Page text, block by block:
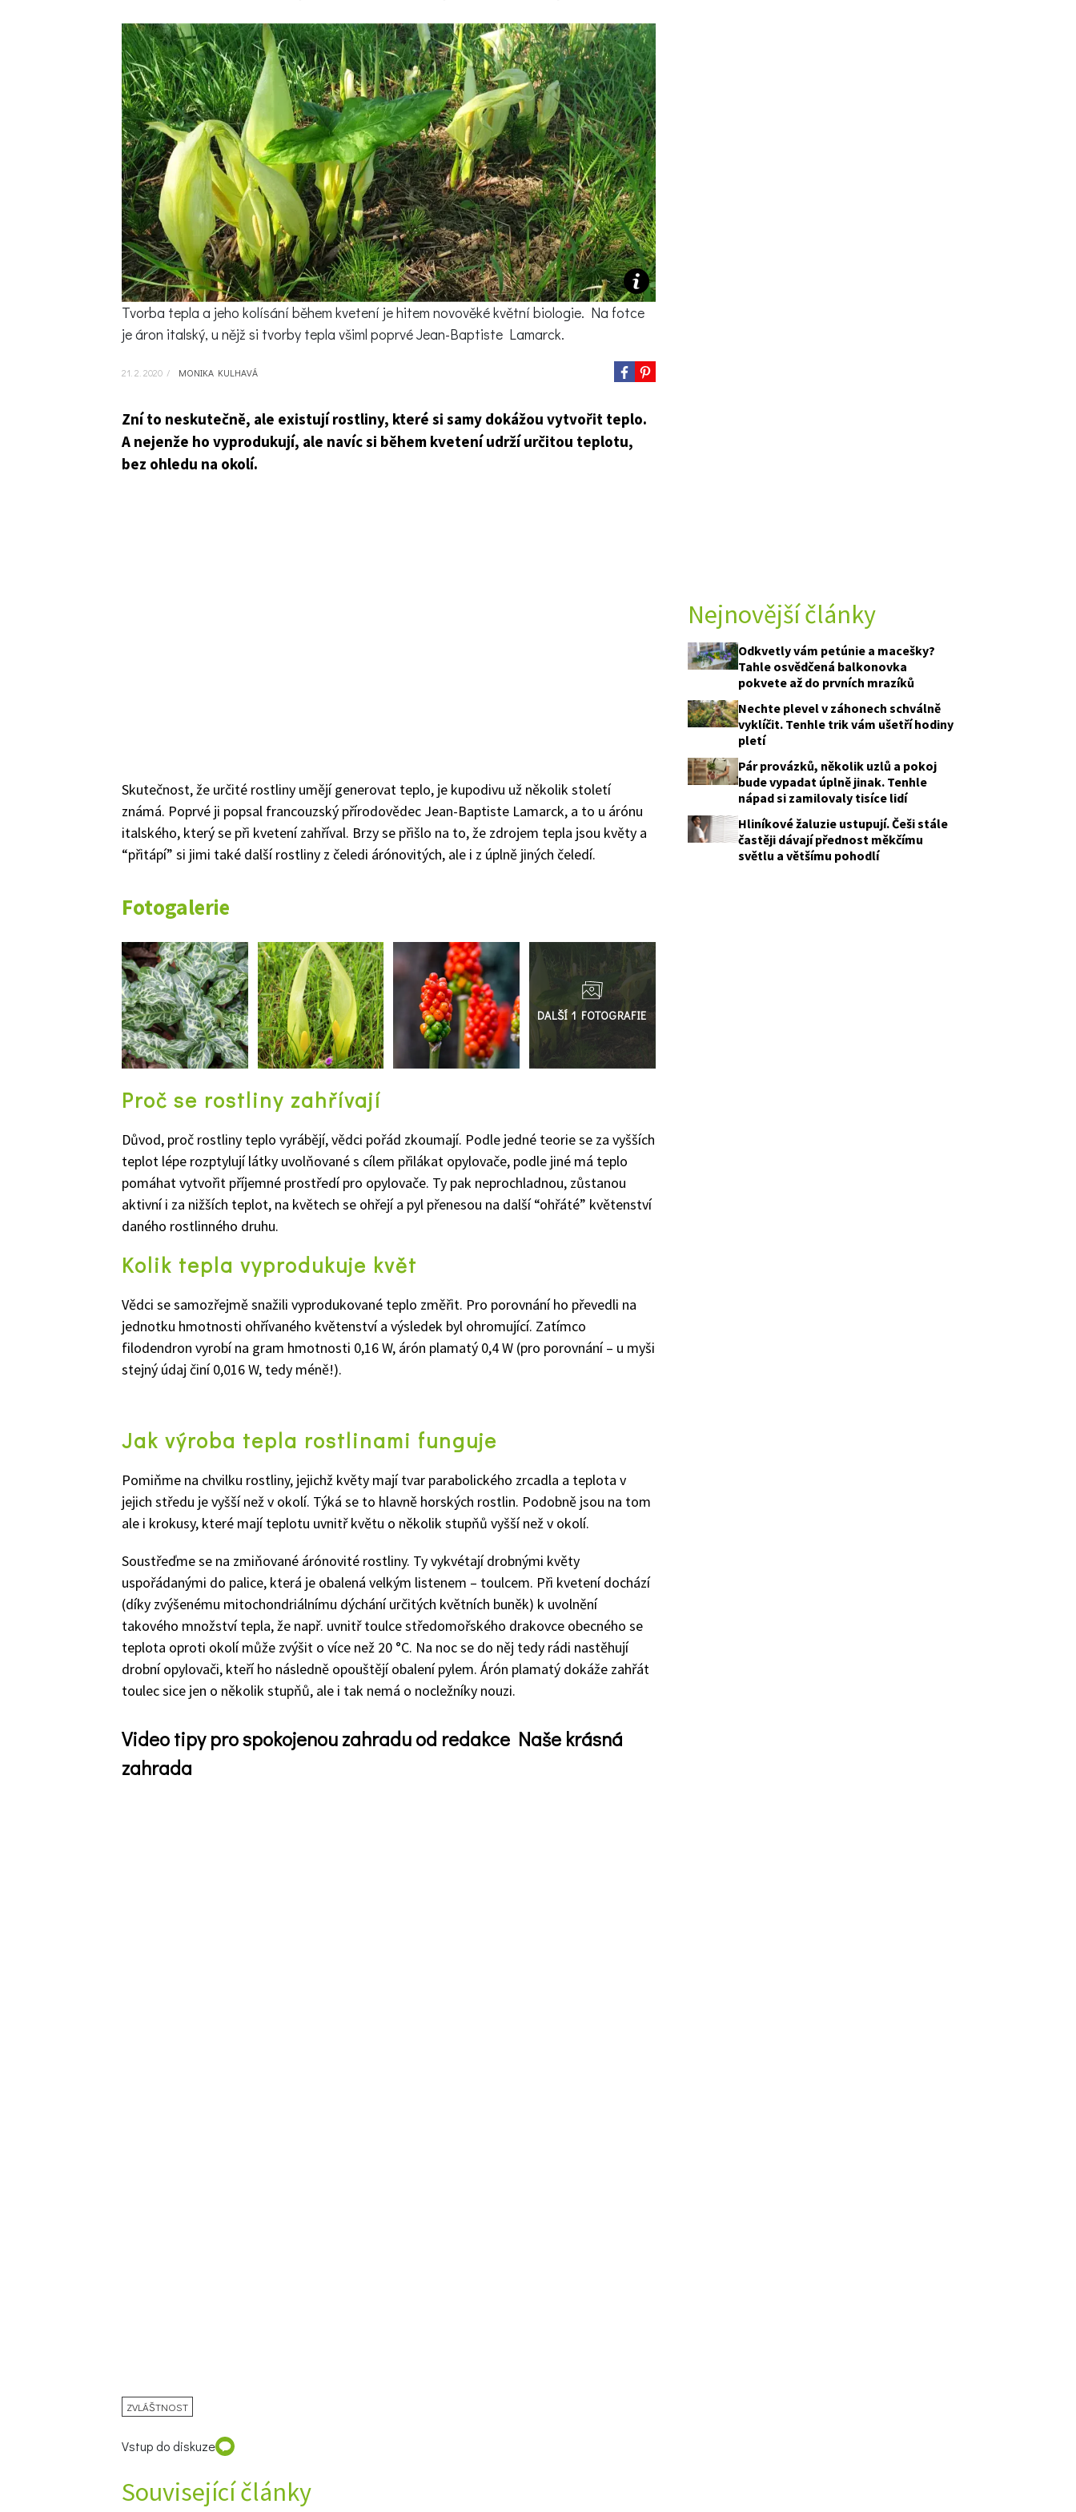
Trvalky
Vodní rostliny
Růže
VIDEA VOLNÝ ČAS
Zahradní turistika
Zelená domácnost
Domácí mazlíčci
Dekorace
Zajímavosti
SOUTĚŽTE O CENY
Tvorba tepla a jeho kolísání během kvetení je hitem novověké květní biologie. Na fotce
je áron italský, u nějž si tvorby tepla všiml poprvé Jean-Baptiste Lamarck.
21. 2. 2020 / MONIKA KULHAVÁ
Zní to neskutečně, ale existují rostliny, které si samy dokážou vytvořit teplo.
A nejenže ho vyprodukují, ale navíc si během kvetení udrží určitou teplotu,
bez ohledu na okolí.
Skutečnost, že určité rostliny umějí generovat teplo, je kupodivu už několik století
známá. Poprvé ji popsal francouzský přírodovědec Jean-Baptiste Lamarck, a to u árónu
italského, který se při kvetení zahříval. Brzy se přišlo na to, že zdrojem tepla jsou květy a
“přitápí” si jimi také další rostliny z čeledi árónovitých, ale i z úplně jiných čeledí.
Fotogalerie
Přejít
do
galerie
Proč se rostliny zahřívají
Důvod, proč rostliny teplo vyrábějí,vědci pořád zkoumají. Podle jedné teorie se za vyšších
teplot lépe rozptylujílátky uvolňované s cílem přilákat opylovače, podle jiné má teplo
pomáhatvytvořit příjemné prostředípro opylovače. Ty pak neprochladnou, zůstanou
aktivní i za nižších teplot, na květech se ohřejí a pyl přenesou na další “ohřáté” květenství
daného rostlinného druhu.
Kolik tepla vyprodukuje květ
Vědci sesamozřejměsnažili vyprodukované teplo změřit. Pro porovnání ho převedli na
jednotku hmotnosti ohřívaného květenstvía výsledek byl ohromující. Zatímco
filodendron vyrobí na gram hmotnosti 0,16 W, árón plamatý 0,4 W (pro porovnání – u myši
stejný údaj činí 0,016 W, tedy méně!).
Jak výroba tepla rostlinami funguje
Pomiňme na chvilku rostliny, jejichž květy mají tvar parabolického zrcadla a teplota v
jejich středu je vyšší než v okolí. Týká se to hlavně horských rostlin. Podobně jsou na tom
ale i krokusy, které mají teplotu uvnitř květu o několik stupňů vyššínež v okolí.
Soustřeďme se na zmiňované árónovité rostliny. Ty vykvétají drobnými květy
uspořádanými do palice, která je obalená velkým listenem – toulcem. Při kvetení dochází
(díky zvýšenému mitochondriálnímu dýcháníurčitých květních buněk) k uvolnění
takového množství tepla, že např. uvnitřtoulcestředomořského drakovce obecného se
teplota oproti okolímůže zvýšit o více než 20 °C. Na noc se do něj tedy rádi nastěhují
drobní opylovači, kteří ho následně opouštějí obalení pylem. Árón plamatý dokáže zahřát
toulec sice jen o několik stupňů, ale i tak nemá o nocležníky nouzi.
Video tipy pro spokojenou zahradu od redakce Naše krásná
zahrada
ZVLÁŠTNOST
Vstup do diskuze
Související články
Nejnovější články
Odkvetly vám petúnie a macešky?
Tahle osvědčená balkonovka
pokvete až do prvních mrazíků
Nechte plevel v záhonech schválně
vyklíčit. Tenhle trik vám ušetří hodiny
pletí
Pár provázků, několik uzlů a pokoj
bude vypadat úplně jinak. Tenhle
nápad si zamilovaly tisíce lidí
Hliníkové žaluzie ustupují. Češi stále
častěji dávají přednost měkčímu
světlu a většímu pohodlí